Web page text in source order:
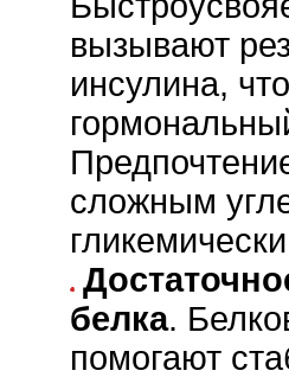
вызывают
инсулина,
сложным
белка.
помогают